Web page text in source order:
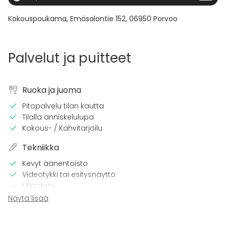
Kokouspoukama, Emäsalontie 152, 06950 Porvoo
Palvelut ja puitteet
Ruoka ja juoma
Pitopalvelu tilan kautta
Tilalla anniskelulupa
Kokous- / Kahvitarjoilu
Tekniikka
Kevyt äänentoisto
Videotykki tai esitysnäyttö
Mikrofoni
Wi-Fi
Näytä lisää